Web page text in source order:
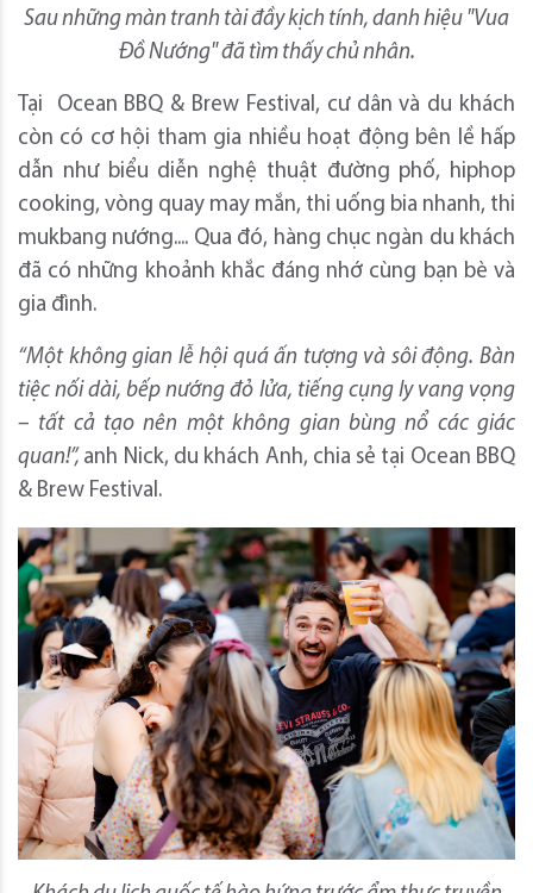
Sau những màn tranh tài đầy kịch tính, danh hiệu "Vua
Đồ Nướng" đã tìm thấy chủ nhân.
Tại Ocean BBQ & Brew Festival, cư dân và du khách
còn có cơ hội tham gia nhiều hoạt động bên lề hấp
dẫn như biểu diễn nghệ thuật đường phố, hiphop
cooking, vòng quay may mắn, thi uống bia nhanh, thi
mukbang nướng.... Qua đó, hàng chục ngàn du khách
đã có những khoảnh khắc đáng nhớ cùng bạn bè và
gia đình.
“Một không gian lễ hội quá ấn tượng và sôi động. Bàn
tiệc nối dài, bếp nướng đỏ lửa, tiếng cụng ly vang vọng
– tất cả tạo nên một không gian bùng nổ các giác
quan!”, anh Nick, du khách Anh, chia sẻ tại Ocean BBQ
& Brew Festival.